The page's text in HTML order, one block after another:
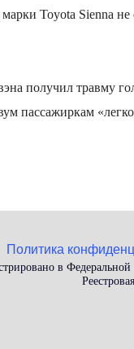
Toyota Sienna
получил травму
пассажиркам
Политика
в